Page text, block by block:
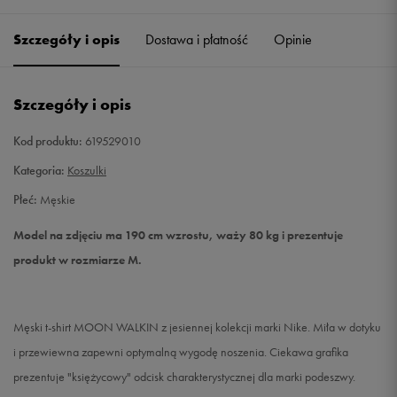
M Powiadom o dostępności
XXL Powiadom o dostępności
Szczegóły i opis Dostawa i płatność Opinie
Szczegóły i opis
Kod produktu: 619529010
Kategoria: Koszulki
Płeć: Męskie
Model na zdjęciu ma 190 cm wzrostu, waży 80 kg i prezentuje
produkt w rozmiarze M.
Męski t-shirt MOON WALKIN z jesiennej kolekcji marki Nike. Miła w dotyku
i przewiewna zapewni optymalną wygodę noszenia. Ciekawa grafika
prezentuje "księżycowy" odcisk charakterystycznej dla marki podeszwy.